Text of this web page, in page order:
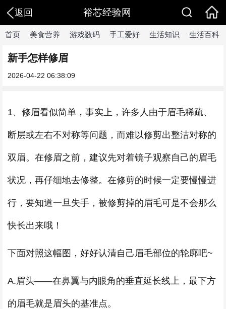
返回 裕芯经验网
首页 美食营养 游戏数码 手工爱好 生活知识 生活百科
新手怎样修眉
2026-04-22 06:38:09
1、修眉看似简单，事实上，许多人由于眉毛稀疏、
断层或左右不对称等问题，而难以修剪出整洁对称的
双眉。在修眉之前，建议先对着镜子观察自己的眉毛
状况，再仔细地去修整。在修剪的时候一定要慢慢进
行，要知道一旦失手，被修剪掉的眉毛可是不会那么
快长出来哦！
下面对照这幅图，好好认清自己眉毛部位的轮廓吧~
A.眉头——在鼻翼与内眼角的垂直延长线上，最下方
的眉毛就是眉头的基准点。